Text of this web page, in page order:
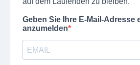
Geben Sie Ihre E-Mail-Adresse
anzumelden